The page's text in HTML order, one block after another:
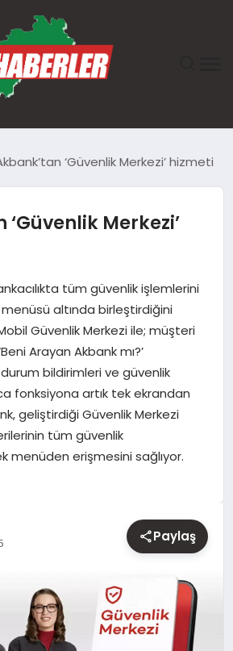
‘Güvenlik Merkezi’ hizmeti
Merkezi’
tüm güvenlik işlemlerini
menüsü altında birleştirdiğini
Güvenlik Merkezi ile; müşteri
Arayan Akbank mı?’
bildirimleri ve güvenlik
fonksiyona artık tek ekrandan
geliştirdiği Güvenlik Merkezi
tüm güvenlik
menüden erişmesini sağlıyor.
Paylaş